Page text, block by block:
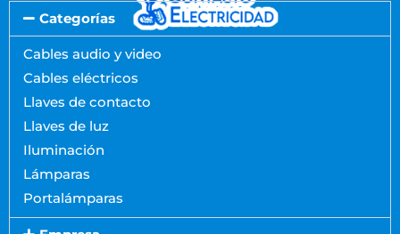
Categorías
Cables audio y video
Cables eléctricos
Llaves de contacto
Llaves de luz
Iluminación
Lámparas
Portalámparas